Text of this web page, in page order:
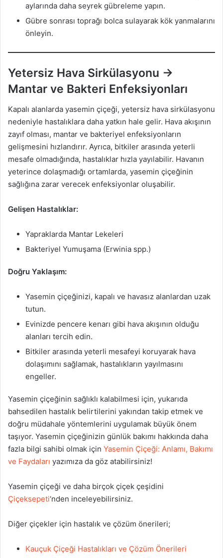
aylarında daha seyrek gübreleme yapın.
Gübre sonrası toprağı bolca sulayarak kök yanmalarını
önleyin.
Yetersiz Hava Sirkülasyonu →
Mantar ve Bakteri Enfeksiyonları
Kapalı alanlarda yasemin çiçeği, yetersiz hava sirkülasyonu
nedeniyle hastalıklara daha yatkın hale gelir. Hava akışının
zayıf olması, mantar ve bakteriyel enfeksiyonların
gelişmesini hızlandırır. Ayrıca, bitkiler arasında yeterli
mesafe olmadığında, hastalıklar hızla yayılabilir. Havanın
yeterince dolaşmadığı ortamlarda, yasemin çiçeğinin
sağlığına zarar verecek enfeksiyonlar oluşabilir.
Gelişen Hastalıklar:
Yapraklarda Mantar Lekeleri
Bakteriyel Yumuşama (Erwinia spp.)
Doğru Yaklaşım:
Yasemin çiçeğinizi, kapalı ve havasız alanlardan uzak
tutun.
Evinizde pencere kenarı gibi hava akışının olduğu
alanları tercih edin.
Bitkiler arasında yeterli mesafeyi koruyarak hava
dolaşımını sağlamak, hastalıkların yayılmasını
engeller.
Yasemin çiçeğinin sağlıklı kalabilmesi için, yukarıda
bahsedilen hastalık belirtilerini yakından takip etmek ve
doğru müdahale yöntemlerini uygulamak büyük önem
taşıyor. Yasemin çiçeğinizin günlük bakımı hakkında daha
fazla bilgi sahibi olmak için Yasemin Çiçeği: Anlamı, Bakımı
ve Faydaları yazımıza da göz atabilirsiniz!
Yasemin çiçeği ve daha birçok çiçek çeşidini
Çiçeksepeti‘nden inceleyebilirsiniz.
Diğer çiçekler için hastalık ve çözüm önerileri;
Kauçuk Çiçeği Hastalıkları ve Çözüm Önerileri